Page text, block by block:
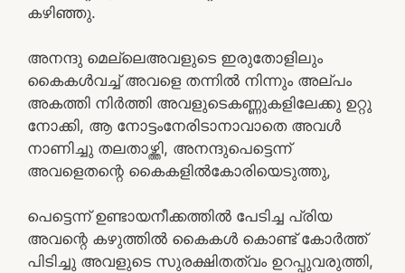
കഴിഞ്ഞു.
അനന്ദു മെല്ലെഅവളുടെ ഇരുതോളിലും
കൈകൾവച്ച് അവളെ തന്നിൽ നിന്നും അല്പം
അകത്തി നിർത്തി അവളുടെകണ്ണുകളിലേക്കു ഉറ്റു
നോക്കി, ആ നോട്ടംനേരിടാനാവാതെ അവൾ
നാണിച്ചു തലതാഴ്ത്തി, അനന്ദുപെട്ടെന്ന്
അവളെതന്റെ കൈകളിൽകോരിയെടുത്തു,
പെട്ടെന്ന് ഉണ്ടായനീക്കത്തിൽ പേടിച്ച പ്രിയ
അവന്റെ കഴുത്തിൽ കൈകൾ കൊണ്ട് കോർത്ത്
പിടിച്ചു അവളുടെ സുരക്ഷിതത്വം ഉറപ്പുവരുത്തി,